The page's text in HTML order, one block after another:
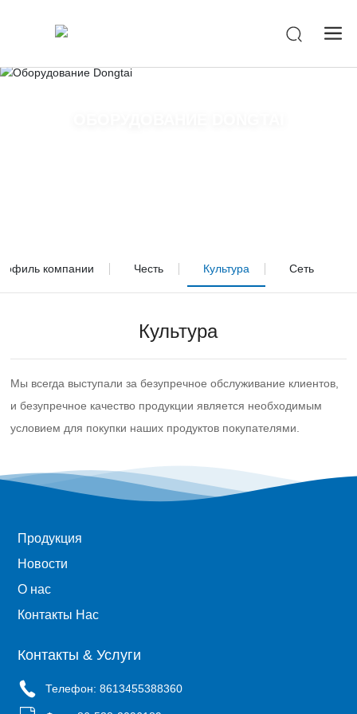
компании Честь Культура Сеть
Культура
Мы всегда выступали за безупречное обслуживание клиентов,
и безупречное качество продукции является необходимым
условием для покупки наших продуктов покупателями.
Продукция
Новости
О нас
Контакты Нас
Контакты & Услуги
Телефон: 8613455388360